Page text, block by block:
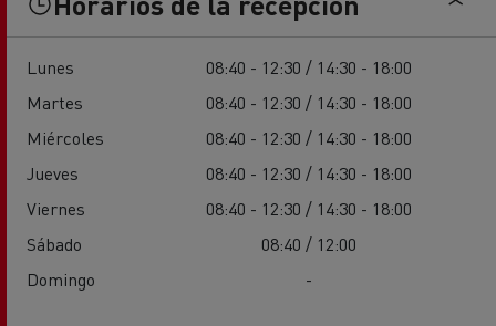
Lunes
08:40 - 12:30 / 14:30 - 18:00
Martes
08:40 - 12:30 / 14:30 - 18:00
Miércoles
08:40 - 12:30 / 14:30 - 18:00
Jueves
08:40 - 12:30 / 14:30 - 18:00
Viernes
08:40 - 12:30 / 14:30 - 18:00
Sábado
08:40 / 12:00
Domingo
-